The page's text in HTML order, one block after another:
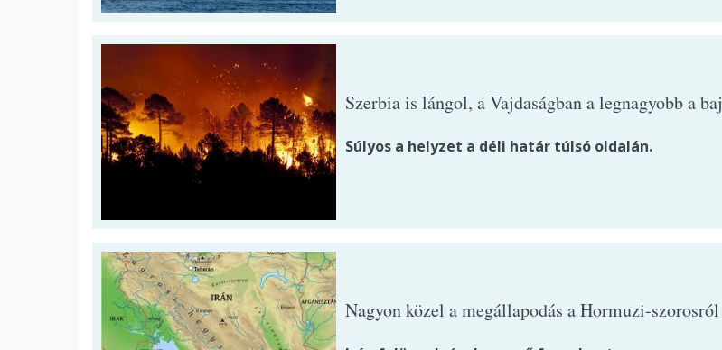
Szerbia is lángol, a Vajdaságban a legnagyobb a baj
Súlyos a helyzet a déli határ túlsó oldalán.
Nagyon közel a megállapodás a Hormuzi-szorosról